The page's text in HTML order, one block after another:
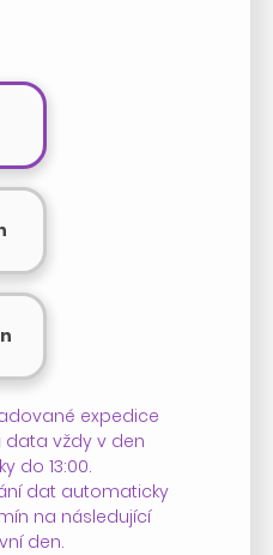
expedice
data vždy v den
do 13:00.
dat automaticky
na následující
den.